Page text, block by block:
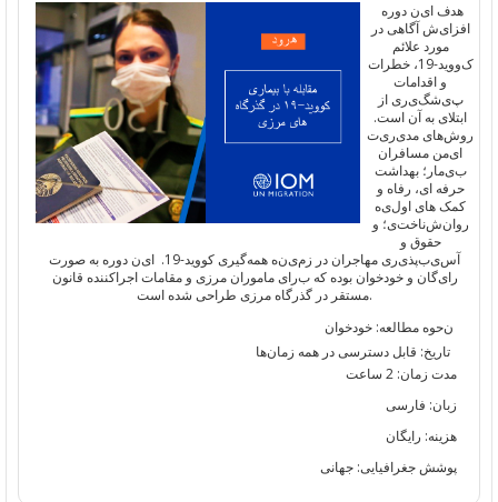
هدفاین دوره
افزایش آگاهیدر
مورد علائم
کووید-19
، خطرات
و اقدامات
پیشگیریاز
ابتلایبه آن است.
روشهایمدیریت
ایمن مسافران
بیمار ؛ بهداشت
حرفهای، رفاه و
کمکهایاولیه
روان‌شناختی؛ و
حقوق و
آسیبپذیریمهاجران در زمینههمه‌گیریکووید-19. این دورهبه صورت
رایگان وخودخوان بودهکه برای ماموران مرزی و مقامات اجراکننده قانون
مستقر در گذرگاهمرزی طراحی شده است
.
نحوه مطالعه: خودخوان
تاریخ: قابلدسترسیدر همه زمان‌ها
مدت زمان: 2 ساعت
زبان: فارسی
هزینه: رایگان
پوشش جغرافیایی: جهانی